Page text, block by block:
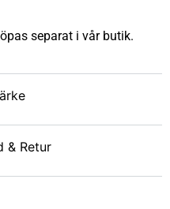
& Retur
separat i vår butik.